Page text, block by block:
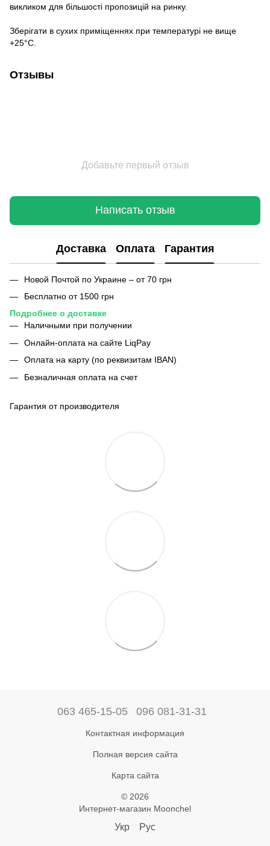
викликом для більшості пропозицій на ринку.
Зберігати в сухих приміщеннях при температурі не вище
+25°С.
Отзывы
Добавьте первый отзыв
Написать отзыв
Доставка Оплата Гарантия
Новой Почтой по Украине – от 70 грн
Бесплатно от 1500 грн
Подробнее о доставке
Наличными при получении
Онлайн-оплата на сайте LiqPay
Оплата на карту (по реквизитам IBAN)
Безналичная оплата на счет
Гарантия от производителя
063 465-15-05 096 081-31-31
Контактная информация
Полная версия сайта
Карта сайта
© 2026
Интернет-магазин Moonchel
Укр Рус